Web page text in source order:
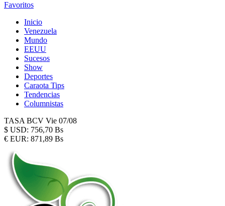
Favoritos
Inicio
Venezuela
Mundo
EEUU
Sucesos
Show
Deportes
Caraota Tips
Tendencias
Columnistas
TASA BCV Vie 07/08
$ USD: 756,70 Bs
€ EUR: 871,89 Bs